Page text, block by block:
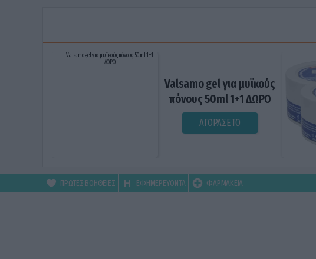
Valsamo gel για μυϊκούς
πόνους 50ml 1+1 ΔΩΡΟ
ΑΓΟΡΑΣΕ ΤΟ
ΠΡΩΤΕΣ ΒΟΗΘΕΙΕΣ ΕΦΗΜΕΡΕΥΟΝΤΑ ΦΑΡΜΑΚΕΙΑ